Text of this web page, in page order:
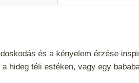
és a kényelem érzése
hideg téli estéken, vagy egy